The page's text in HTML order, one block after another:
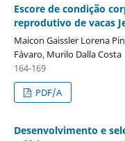
Escore de condição
reprodutivo de vacas
Maicon Gaissler Lorena
Fávaro, Murilo Dalla Costa
164-169
PDF/A
Desenvolvimento e